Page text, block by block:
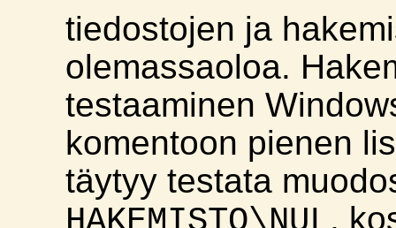
tiedostojen ja
olemassaoloa.
testaaminen
komentoon pienen
täytyy testata
,